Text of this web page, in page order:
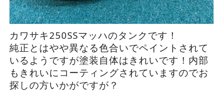
カワサキ250SSマッハのタンクです！
純正とはやや異なる色合いでペイントされて
いるようですが塗装自体はきれいです！内部
もきれいにコーティングされていますのでお
探しの方いかがですが？